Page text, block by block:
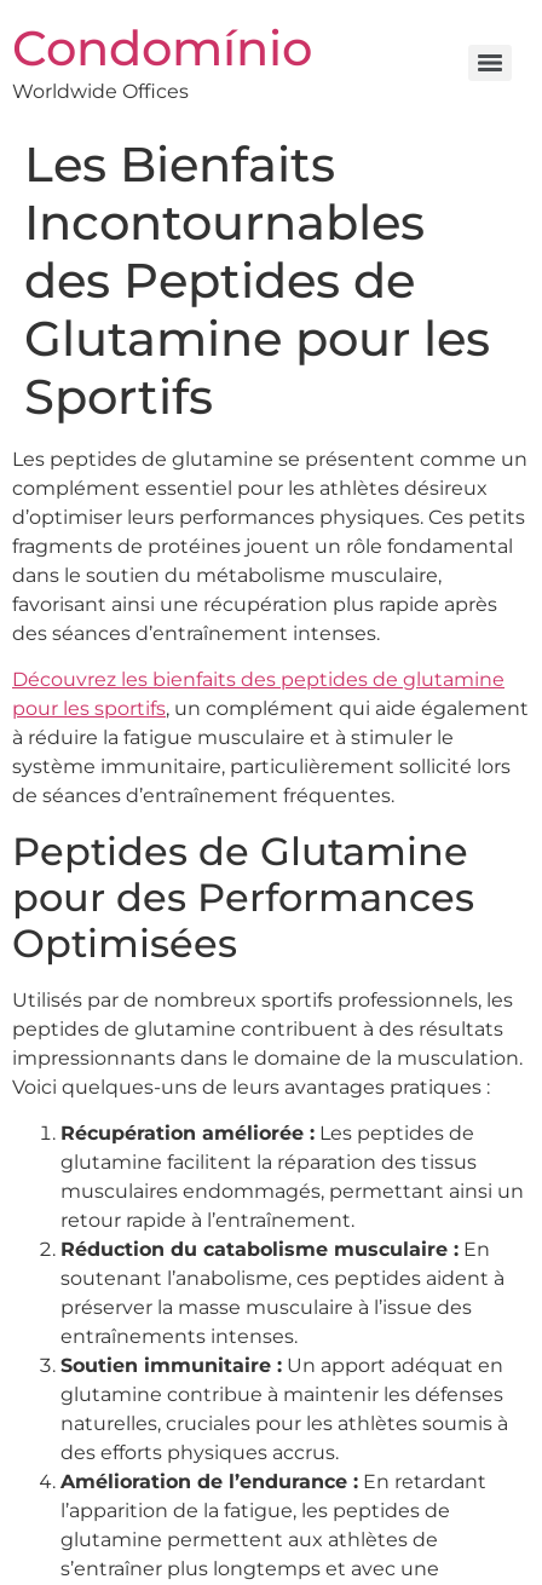
Condomínio
Worldwide Offices
Les Bienfaits
Incontournables
des Peptides de
Glutamine pour les
Sportifs
Les peptides de glutamine se présentent comme un
complément essentiel pour les athlètes désireux
d’optimiser leurs performances physiques. Ces petits
fragments de protéines jouent un rôle fondamental
dans le soutien du métabolisme musculaire,
favorisant ainsi une récupération plus rapide après
des séances d’entraînement intenses.
Découvrez les bienfaits des peptides de glutamine
pour les sportifs, un complément qui aide également
à réduire la fatigue musculaire et à stimuler le
système immunitaire, particulièrement sollicité lors
de séances d’entraînement fréquentes.
Peptides de Glutamine
pour des Performances
Optimisées
Utilisés par de nombreux sportifs professionnels, les
peptides de glutamine contribuent à des résultats
impressionnants dans le domaine de la musculation.
Voici quelques-uns de leurs avantages pratiques :
Récupération améliorée : Les peptides de
glutamine facilitent la réparation des tissus
musculaires endommagés, permettant ainsi un
retour rapide à l’entraînement.
Réduction du catabolisme musculaire : En
soutenant l’anabolisme, ces peptides aident à
préserver la masse musculaire à l’issue des
entraînements intenses.
Soutien immunitaire : Un apport adéquat en
glutamine contribue à maintenir les défenses
naturelles, cruciales pour les athlètes soumis à
des efforts physiques accrus.
Amélioration de l’endurance : En retardant
l’apparition de la fatigue, les peptides de
glutamine permettent aux athlètes de
s’entraîner plus longtemps et avec une